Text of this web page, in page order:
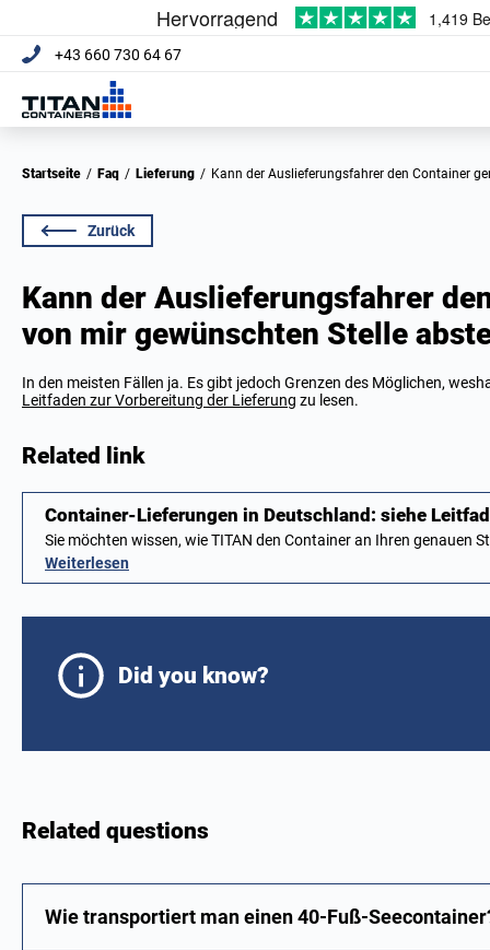
+43 660 730 64 67
Startseite / Faq / Lieferung / Kann der Auslieferungsfahrer den Container
Zurück
Kann der Auslieferungsfahrer
von mir gewünschten Stelle
In den meisten Fällen ja. Es gibt jedoch Grenzen des Möglichen,
Leitfaden zur Vorbereitung der Lieferung zu lesen.
Related link
Container-Lieferungen in Deutschland: siehe
Sie möchten wissen, wie TITAN den Container an Ihren genauen
Weiterlesen
Did you know?
Related questions
Wie transportiert man einen 40-Fuß-